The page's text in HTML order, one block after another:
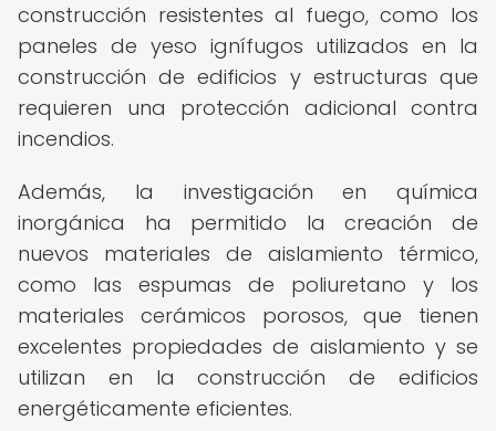
construcción resistentes al fuego, como los
paneles de yeso ignífugos utilizados en la
construcción de edificios y estructuras que
requieren una protección adicional contra
incendios.
Además, la investigación en química
inorgánica ha permitido la creación de
nuevos materiales de aislamiento térmico,
como las espumas de poliuretano y los
materiales cerámicos porosos, que tienen
excelentes propiedades de aislamiento y se
utilizan en la construcción de edificios
energéticamente eficientes.